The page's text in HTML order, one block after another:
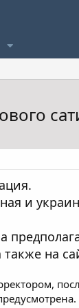
и
на